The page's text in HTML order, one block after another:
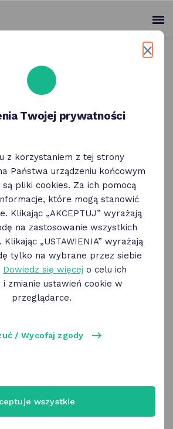
Panel
Poznań -
Grunwald
Poznań - Poznańska
na pływalni krytej
Twojej prywatności
z korzystaniem z tej strony
Państwa urządzeniu końcowym
pliki cookies. Za ich pomocą
które mogą stanowić
Klikając „AKCEPTUJ” wyrażają
na zastosowanie wszystkich
„USTAWIENIA” wyrażają
tylko na wybrane przez siebie
Dowiedz się więcej o celu ich
i zmianie ustawień cookie w
przeglądarce.
/ Wycofaj zgody
wszystkie